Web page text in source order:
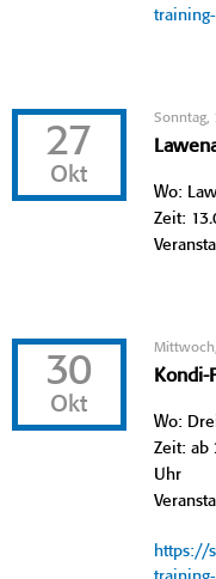
27
Okt
Wo:
Zeit:
30
Okt
Kondi-
Wo:
Zeit: ab
Uhr
https://